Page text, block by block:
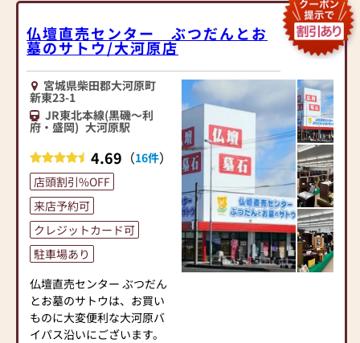
仏壇直売センター ぶつだんとお
墓のサトウ/大河原店
宮城県柴田郡大河原町
新東23-1
JR東北本線(黒磯～利
府・盛岡) 大河原駅
4.69 （16件）
店頭割引%OFF
来店予約可
クレジットカード可
駐車場あり
仏壇直売センター ぶつだん
とお墓のサトウは、お買い
ものに大変便利な大河原バ
イパス沿いにございます。